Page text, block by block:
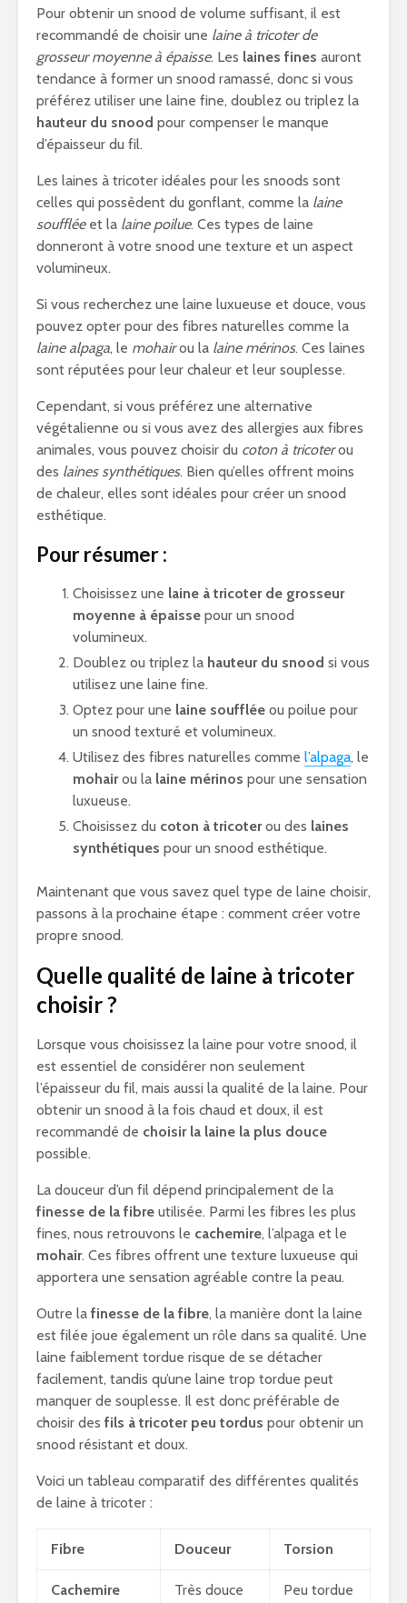
Pour obtenir un snood de volume suffisant, il est
recommandé de choisir une laine à tricoter de
grosseur moyenne à épaisse. Les laines fines auront
tendance à former un snood ramassé, donc si vous
préférez utiliser une laine fine, doublez ou triplez la
hauteur du snood pour compenser le manque
d’épaisseur du fil.
Les laines à tricoter idéales pour les snoods sont
celles qui possèdent du gonflant, comme la laine
souffléeet la laine poilue. Ces types de laine
donneront à votre snood une texture et un aspect
volumineux.
Si vous recherchez une laine luxueuse et douce, vous
pouvez opter pour des fibres naturelles comme la
laine alpaga, le mohairou la laine mérinos. Ces laines
sont réputées pour leur chaleur et leur souplesse.
Cependant, si vous préférez une alternative
végétalienne ou si vous avez des allergies aux fibres
animales, vous pouvez choisir du coton à tricoterou
des laines synthétiques. Bien qu’elles offrent moins
de chaleur, elles sont idéales pour créer un snood
esthétique.
Pour résumer :
Choisissez une laine à tricoter de grosseur
moyenne à épaisse pour un snood
volumineux.
Doublez ou triplez la hauteur du snood si vous
utilisez une laine fine.
Optez pour une laine soufflée ou poilue pour
un snood texturé et volumineux.
Utilisez des fibres naturelles comme l’alpaga, le
mohairou la laine mérinos pour une sensation
luxueuse.
Choisissez du coton à tricoterou des laines
synthétiques pour un snood esthétique.
Maintenant que vous savez quel type de laine choisir,
passons à la prochaine étape : comment créer votre
propre snood.
Quelle qualité de laine à tricoter
choisir ?
Lorsque vous choisissez la laine pour votre snood, il
est essentiel de considérer non seulement
l’épaisseur du fil, mais aussi la qualité de la laine. Pour
obtenir un snood à la fois chaud et doux, il est
recommandé de choisir la laine la plus douce
possible.
La douceur d’un fil dépend principalement de la
finesse de la fibre utilisée. Parmi les fibres les plus
fines, nous retrouvons le cachemire, l’alpaga et le
mohair. Ces fibres offrent une texture luxueuse qui
apportera une sensation agréable contre la peau.
Outre la finesse de la fibre, la manière dont la laine
est filée joue également un rôle dans sa qualité. Une
laine faiblement tordue risque de se détacher
facilement, tandis qu’une laine trop tordue peut
manquer de souplesse. Il est donc préférable de
choisir des fils à tricoter peu tordus pour obtenir un
snood résistant et doux.
Voici un tableau comparatif des différentes qualités
de laine à tricoter :
Fibre Douceur Torsion
Cachemire Très douce Peu tordue